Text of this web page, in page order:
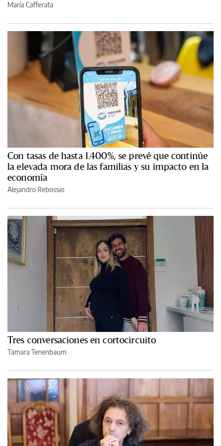
María Cafferata
Con tasas de hasta 1.400%, se prevé que continúe
la elevada mora de las familias y su impacto en la
economía
Alejandro Rebossio
Tres conversaciones en cortocircuito
Tamara Tenenbaum